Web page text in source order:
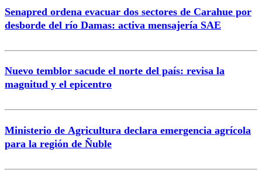
Correo
Senapred ordena evacuar dos sectores de Carahue por
desborde del río Damas: activa mensajería SAE
Nuevo temblor sacude el norte del país: revisa la
magnitud y el epicentro
Ministerio de Agricultura declara emergencia agrícola
para la región de Ñuble